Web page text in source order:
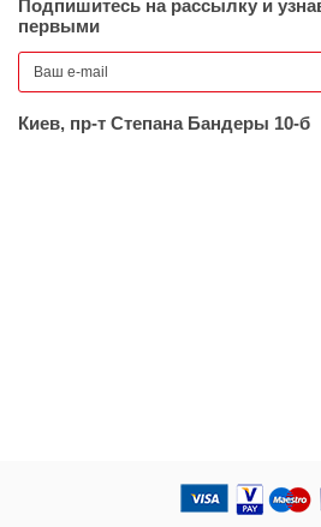
Подпишитесь на рассылку и
первыми
Киев, пр-т Степана Бандеры 10-б